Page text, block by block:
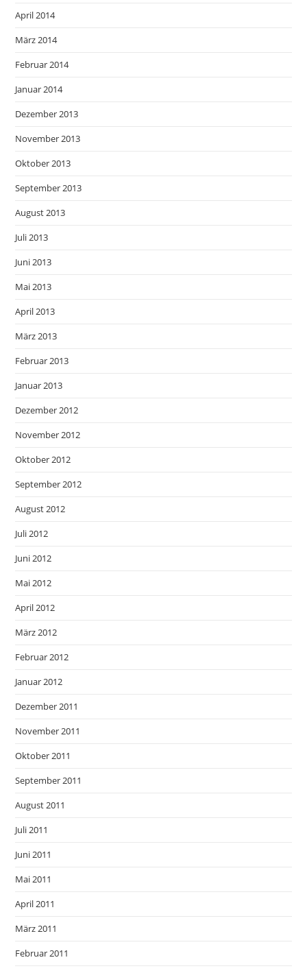
April 2014
März 2014
Februar 2014
Januar 2014
Dezember 2013
November 2013
Oktober 2013
September 2013
August 2013
Juli 2013
Juni 2013
Mai 2013
April 2013
März 2013
Februar 2013
Januar 2013
Dezember 2012
November 2012
Oktober 2012
September 2012
August 2012
Juli 2012
Juni 2012
Mai 2012
April 2012
März 2012
Februar 2012
Januar 2012
Dezember 2011
November 2011
Oktober 2011
September 2011
August 2011
Juli 2011
Juni 2011
Mai 2011
April 2011
März 2011
Februar 2011